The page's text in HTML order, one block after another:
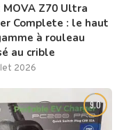
MOVA Z70 Ultra
Complete : le haut
à rouleau
au crible
2026
9.0